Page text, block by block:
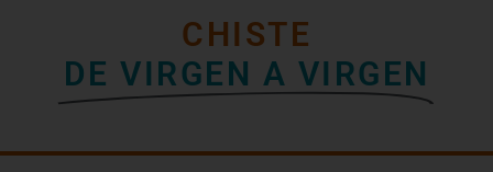
CHISTE
DE VIRGEN A VIRGEN